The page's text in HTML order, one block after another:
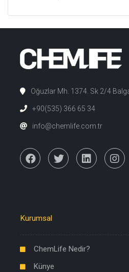
Oğuzlar Mh. 1374. Sk 2/4
+90(535) 366 65 34
info@chemlife.com.tr
Kurumsal
ChemLife Nedir?
Künye